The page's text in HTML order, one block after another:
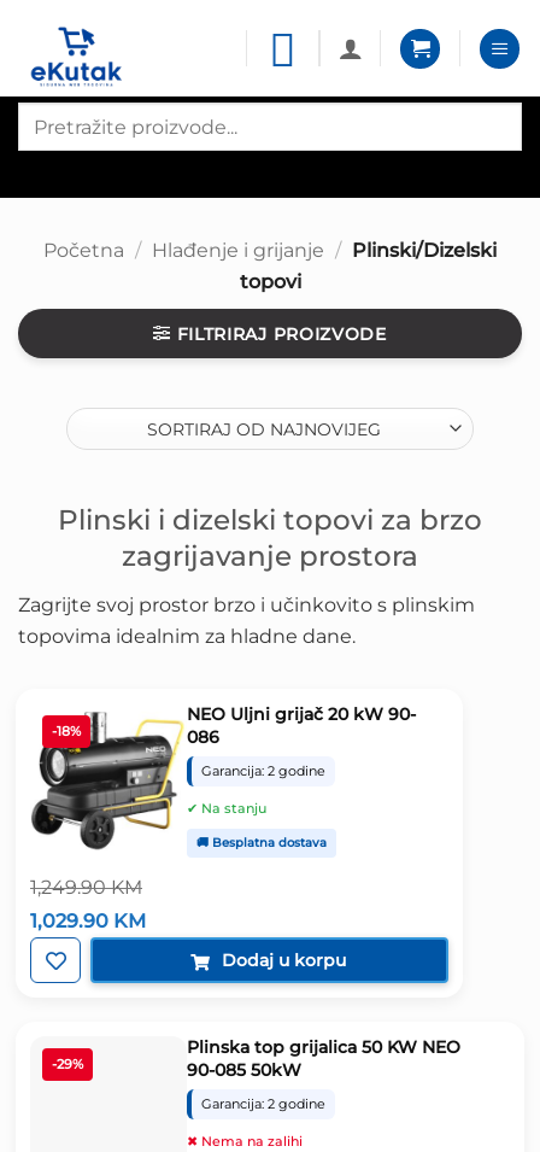
content
search
Početna / Hlađenje i grijanje / Plinski/Dizelski
topovi
FILTRIRAJ PROIZVODE
Plinski i dizelski topovi za brzo
zagrijavanje prostora
Zagrijte svoj prostor brzo i učinkovito s plinskim
topovima idealnim za hladne dane.
-18%
1,249.90KM
Izvorna
cijena
bila
je:
1,029.90 KM
cijena
1,029.90 KM.
NEO Uljni grijač 20 kW 90-
086
Garancija: 2 godine
✔ Na stanju
🚚 Besplatna dostava
Dodaj u korpu
-29%
Plinska top grijalica 50 KW NEO
90-085 50kW
Garancija: 2 godine
✖ Nema na zalihi